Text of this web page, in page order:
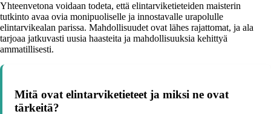
Yhteenvetona voidaan todeta, että elintarviketieteiden maisterin
tutkinto avaa ovia monipuoliselle ja innostavalle urapolulle
elintarvikealan parissa. Mahdollisuudet ovat lähes rajattomat, ja ala
tarjoaa jatkuvasti uusia haasteita ja mahdollisuuksia kehittyä
ammatillisesti.
Mitä ovat elintarviketieteet ja miksi ne ovat
tärkeitä?